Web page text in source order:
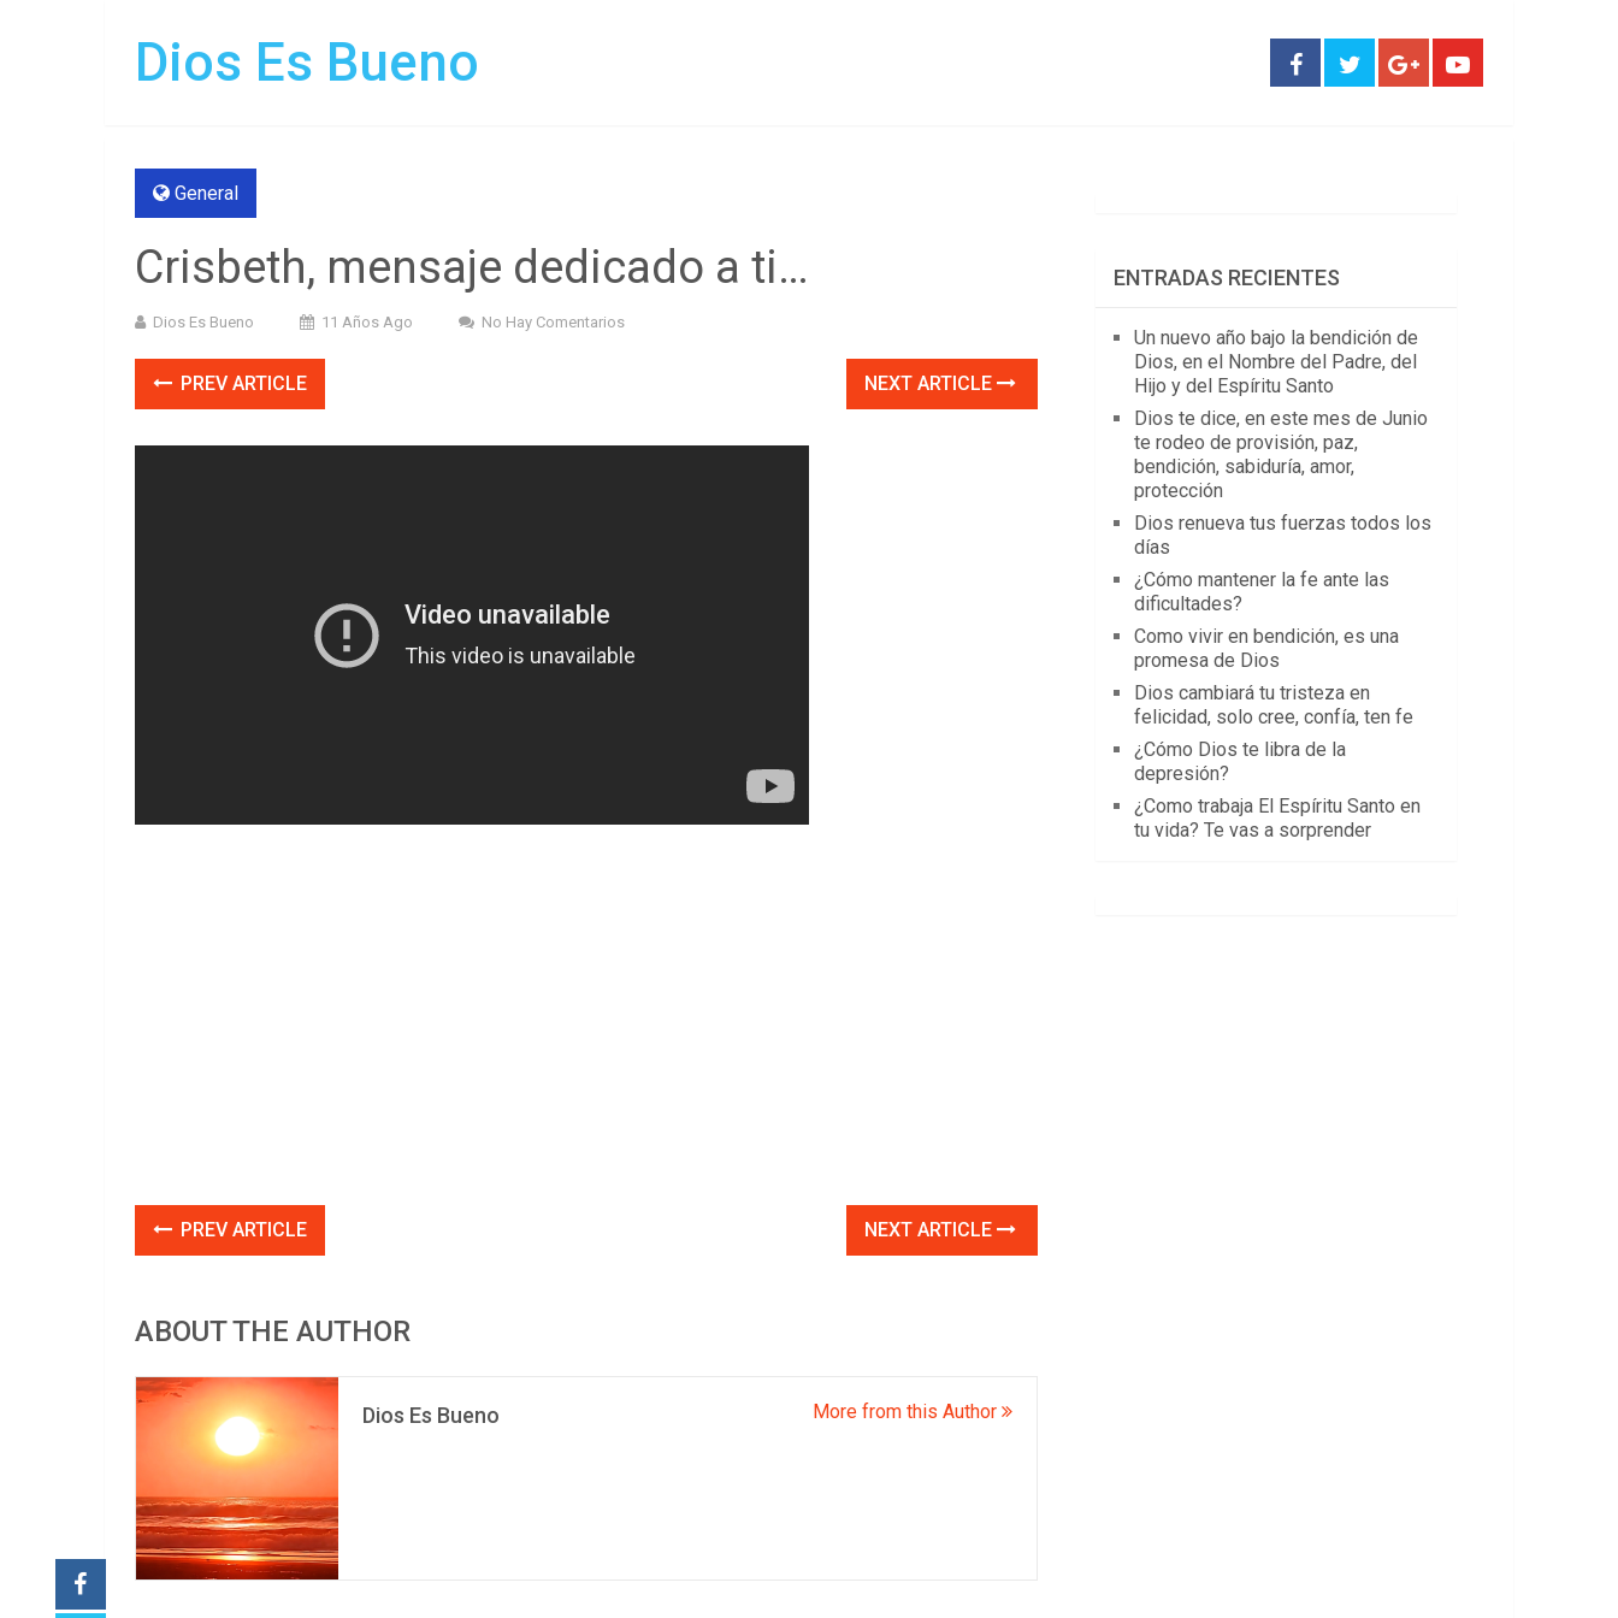
Dios Es Bueno
General
Crisbeth, mensaje dedicado a ti…
Dios Es Bueno 11 Años Ago No Hay Comentarios
PREV ARTICLE NEXT ARTICLE
PREV ARTICLE NEXT ARTICLE
ABOUT THE AUTHOR
Dios Es Bueno More from this Author
ENTRADAS RECIENTES
Un nuevo año bajo la bendición de
Dios, en el Nombre del Padre, del
Hijo y del Espíritu Santo
Dios te dice, en este mes de Junio
te rodeo de provisión, paz,
bendición, sabiduría, amor,
protección
Dios renueva tus fuerzas todos los
días
¿Cómo mantener la fe ante las
dificultades?
Como vivir en bendición, es una
promesa de Dios
Dios cambiará tu tristeza en
felicidad, solo cree, confía, ten fe
¿Cómo Dios te libra de la
depresión?
¿Como trabaja El Espíritu Santo en
tu vida? Te vas a sorprender